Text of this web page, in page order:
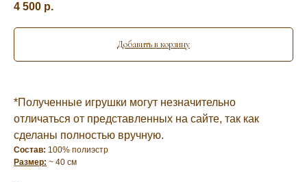
4 500 р.
Добавить в корзину
*Полученные игрушки могут незначительно
отличаться от представленных на сайте, так как
сделаны полностью вручную.
Состав: 100% полиэстр
Размер: ~ 40 см